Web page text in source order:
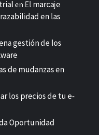
en El marcaje
en las
gestión de los
de mudanzas en
los precios de tu e-
Oportunidad